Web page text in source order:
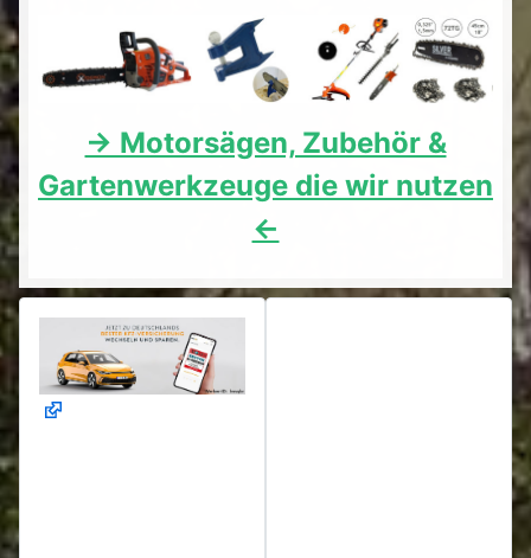
-> Motorsägen, Zubehör &
Gartenwerkzeuge die wir nutzen
<-